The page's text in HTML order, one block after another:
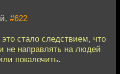
#622
стало следствием, что
не направлять на людей
покалечить.